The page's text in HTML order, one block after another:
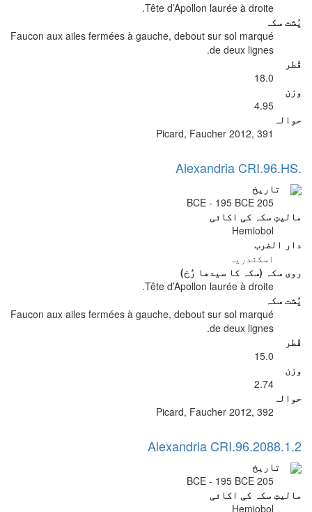
Tête d’Apollon laurée à droite.
پُشت سکہ
Faucon aux ailes fermées à gauche, debout sur sol marqué
de deux lignes.
قُطر
18.0
وزن
4.95
حوالہ
Picard, Faucher 2012, 391
Alexandria CRI.96.HS.
تاریخ
205 BCE - 195 BCE
مالیتِ سکہ کی اکائی
Hemiobol
دار الضرب
اسکندریہ
روی سکہ (سکہ کا سیدھا رُخ)
Tête d’Apollon laurée à droite.
پُشت سکہ
Faucon aux ailes fermées à gauche, debout sur sol marqué
de deux lignes.
قُطر
15.0
وزن
2.74
حوالہ
Picard, Faucher 2012, 392
Alexandria CRI.96.2088.1.2
تاریخ
205 BCE - 195 BCE
مالیتِ سکہ کی اکائی
Hemiobol